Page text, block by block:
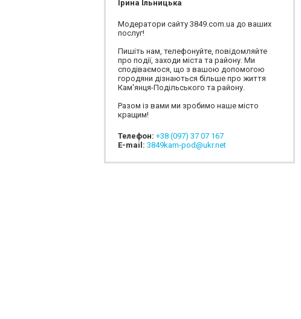
Ірина Ільницька
Модератори сайту 3849.com.ua до ваших
послуг!
Пишіть нам, телефонуйте, повідомляйте
про події, заходи міста та району. Ми
сподіваємося, що з вашою допомогою
городяни дізнаються більше про життя
Кам'янця-Подільського та району.
Разом із вами ми зробимо наше місто
кращим!
Телефон: +38 (097) 37 07 167
E-mail: 3849kam-pod@ukr.net